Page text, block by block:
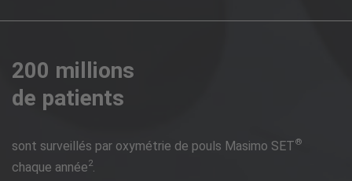
200 millions
de patients
sont surveillés par oxymétrie de pouls Masimo SET®
chaque année2